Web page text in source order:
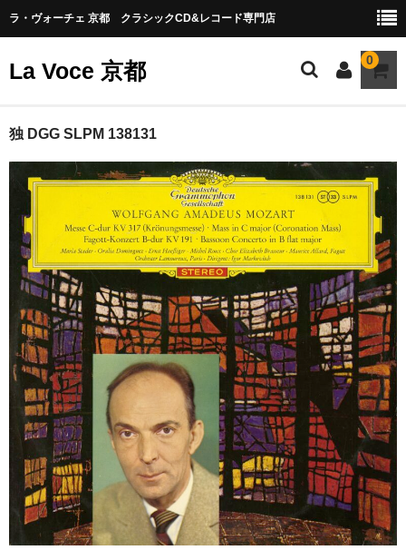
ラ・ヴォーチェ 京都 クラシックCD&レコード専門店
La Voce 京都 0
CATALOG LP
New arrival
交響曲・管弦楽曲
協奏曲
室内楽曲
器楽曲
声楽曲
合唱
オペラ
歌曲
古楽曲
独 DGG SLPM 138131